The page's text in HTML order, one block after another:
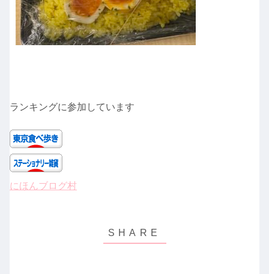
ランキングに参加しています
にほんブログ村